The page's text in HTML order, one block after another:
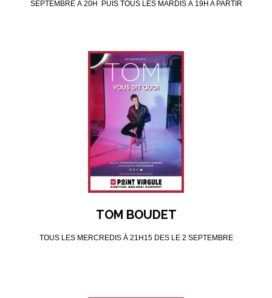
SEPTEMBRE À 20H PUIS TOUS LES MARDIS À 19H A PARTIR
TOM BOUDET
TOUS LES MERCREDIS À 21H15 DES LE 2 SEPTEMBRE